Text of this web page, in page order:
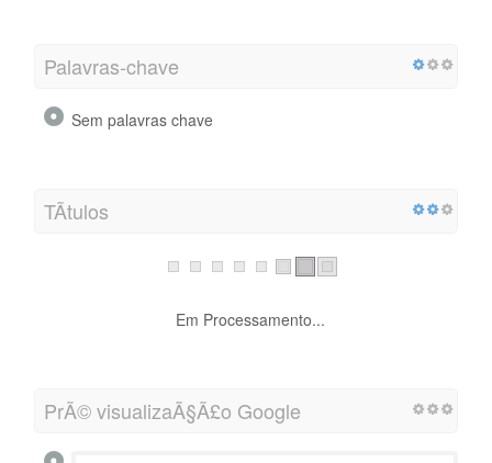
Palavras-chave
Sem palavras chave
TÃ­tulos
Em Processamento...
PrÃ© visualizaÃ§Ã£o Google